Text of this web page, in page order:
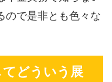
ので是非とも色々な
どういう展